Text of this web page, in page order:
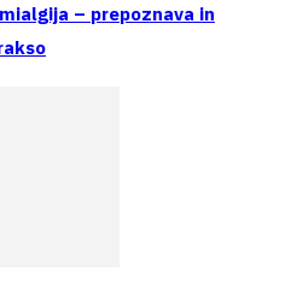
– prepoznava in